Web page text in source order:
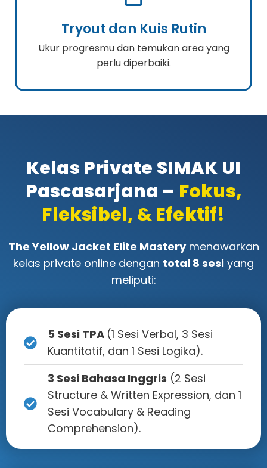
Tryout dan Kuis Rutin
Ukur progresmu dan temukan area yang
perlu diperbaiki.
Kelas Private SIMAK UI
Pascasarjana – Fokus,
Fleksibel, & Efektif!
The Yellow Jacket Elite Masterymenawarkan
kelas private online dengan total 8 sesi yang
meliputi:
5 Sesi TPA (1 Sesi Verbal, 3 Sesi
Kuantitatif, dan 1 Sesi Logika).
3 Sesi Bahasa Inggris (2 Sesi
Structure & Written Expression, dan 1
Sesi Vocabulary & Reading
Comprehension).